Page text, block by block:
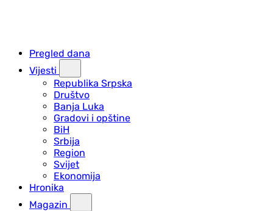
Pregled dana
Vijesti
Republika Srpska
Društvo
Banja Luka
Gradovi i opštine
BiH
Srbija
Region
Svijet
Ekonomija
Hronika
Magazin